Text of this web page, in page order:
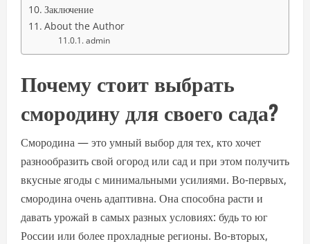
Заключение
About the Author
admin
Почему стоит выбрать
смородину для своего сада?
Смородина — это умный выбор для тех, кто хочет
разнообразить свой огород или сад и при этом получить
вкусные ягоды с минимальными усилиями. Во-первых,
смородина очень адаптивна. Она способна расти и
давать урожай в самых разных условиях: будь то юг
России или более прохладные регионы. Во-вторых,